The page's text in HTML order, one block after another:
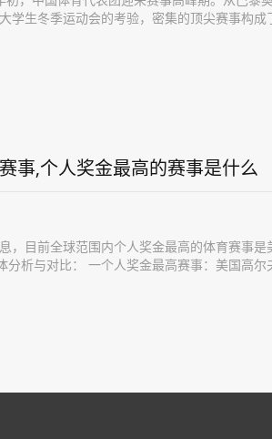
学生冬季运动会的考验，密集的顶尖赛事构成
事,个人奖金最高的赛事是什么
，目前全球范围内个人奖金最高的体育赛事
分析与对比： 一个人奖金最高赛事：美国高尔